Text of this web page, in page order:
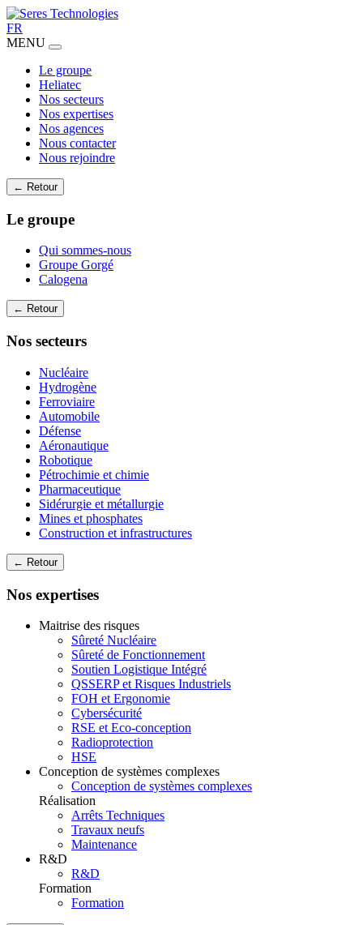
FR
MENU
Le groupe
Heliatec
Nos secteurs
Nos expertises
Nos agences
Nous contacter
Nous rejoindre
← Retour
Le groupe
Qui sommes-nous
Groupe Gorgé
Calogena
← Retour
Nos secteurs
Nucléaire
Hydrogène
Ferroviaire
Automobile
Défense
Aéronautique
Robotique
Pétrochimie et chimie
Pharmaceutique
Sidérurgie et métallurgie
Mines et phosphates
Construction et infrastructures
← Retour
Nos expertises
Maitrise des risques
Sûreté Nucléaire
Sûreté de Fonctionnement
Soutien Logistique Intégré
QSSERP et Risques Industriels
FOH et Ergonomie
Cybersécurité
RSE et Eco-conception
Radioprotection
HSE
Conception de systèmes complexes
Conception de systèmes complexes
Réalisation
Arrêts Techniques
Travaux neufs
Maintenance
R&D
R&D
Formation
Formation